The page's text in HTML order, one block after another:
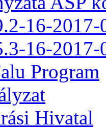
16-2017-
16-2017-
Program
Hivatal